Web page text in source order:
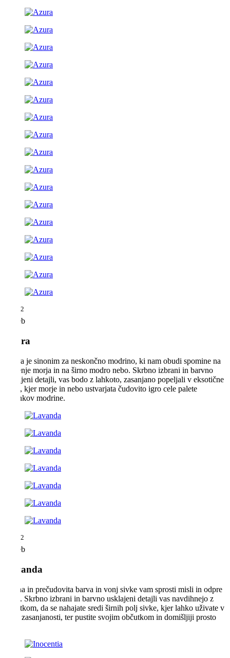
2
2 oseb
Azura
Azura je sinonim za neskončno modrino, ki nam obudi spomine na
šumenje morja in na širno modro nebo. Skrbno izbrani in barvno
usklajeni detajli, vas bodo z lahkoto, zasanjano popeljali v eksotične
kraje, kjer morje in nebo ustvarjata čudovito igro cele palete
odtenkov modrine.
2
2 oseb
Lavanda
Nežna in prečudovita barva in vonj sivke vam sprosti misli in odpre
duha. Skrbno izbrani in barvno usklajeni detajli vas navdihnejo z
občutkom, da se nahajate sredi širnih polj sivke, kjer lahko uživate v
svoji zasanjanosti, ter pustite svojim občutkom in domišljiji prosto